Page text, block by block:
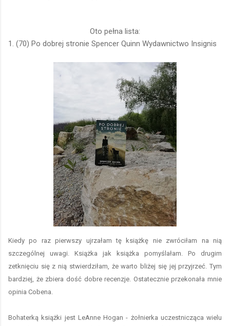
Oto pełna lista:
1. (70) Po dobrej stronie Spencer Quinn Wydawnictwo Insignis
Kiedy po raz pierwszy ujrzałam tę książkę nie zwróciłam na nią
szczególnej uwagi. Książka jak książka pomyślałam. Po drugim
zetknięciu się z nią stwierdziłam, że warto bliżej się jej przyjrzeć. Tym
bardziej, że zbiera dość dobre recenzje. Ostatecznie przekonała mnie
opinia Cobena.
Bohaterką książki jest LeAnne Hogan - żołnierka uczestnicząca wielu